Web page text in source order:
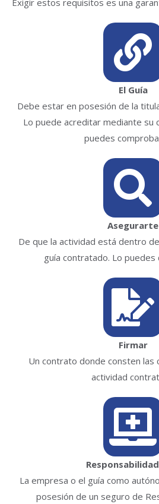
El Guía
Debe estar en posesión de la
Lo puede acreditar mediante su
puedes
Asegurarte
De que la actividad está dentro
guía contratado. Lo
Firmar
Un contrato donde consten las
actividad
La empresa o el guía como
posesión de un seguro de